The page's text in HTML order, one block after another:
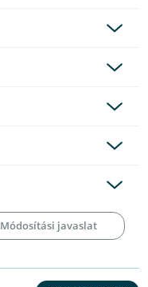
Módosítási javaslat